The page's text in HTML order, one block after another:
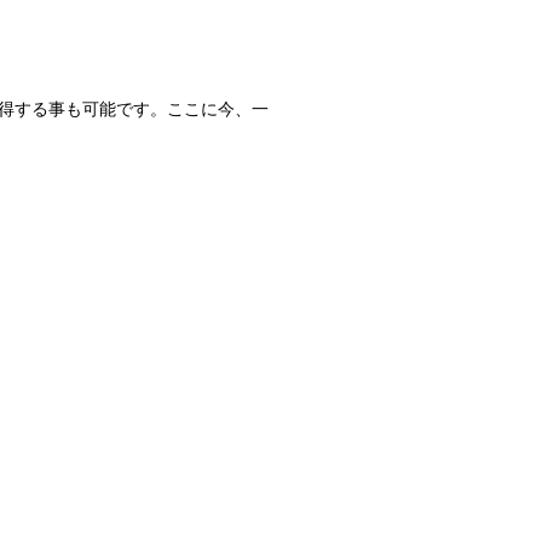
する事も可能です。ここに今、一